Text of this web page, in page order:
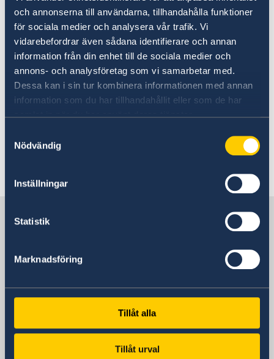
och annonserna till användarna, tillhandahålla funktioner
för sociala medier och analysera vår trafik. Vi
vidarebefordrar även sådana identifierare och annan
information från din enhet till de sociala medier och
annons- och analysföretag som vi samarbetar med.
Dessa kan i sin tur kombinera informationen med annan
information som du har tillhandahållit eller som de har
samlat in när du har använt deras tjänster.
Nödvändig
Inställningar
Statistik
Marknadsföring
Tillåt alla
Tillåt urval
UD:s reseinformation på
regeringen.se
Ladda ner appen UD Resklar
Ladda ner UD Resklar på Google Play
Följ UD Resklar på Facebook och X
UD Resklar på X
Sverige i Iran
Sveriges ambassad
Klicka på länken för att komma till